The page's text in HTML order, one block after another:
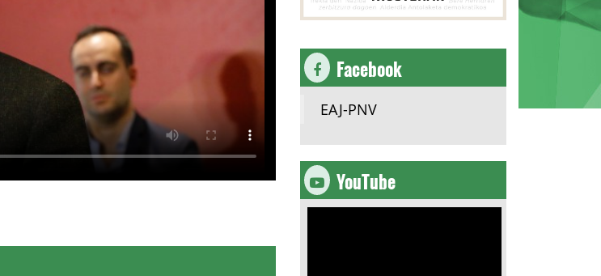
Facebook
EAJ-PNV
YouTube